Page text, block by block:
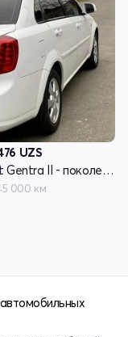
UZS
Chevrolet Gentra II - поколение
000 км